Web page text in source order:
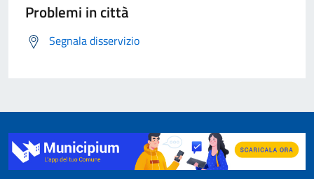
Problemi in città
Segnala disservizio